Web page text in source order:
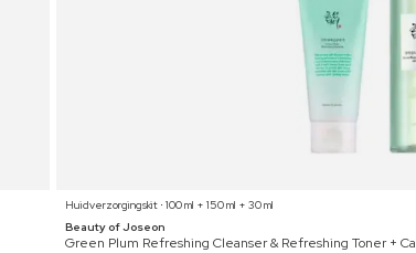
Huidverzorgingskit ⋅ 100 ml + 150 ml + 30 ml
Beauty of Joseon
Green Plum Refreshing Cleanser & Refreshing Toner +